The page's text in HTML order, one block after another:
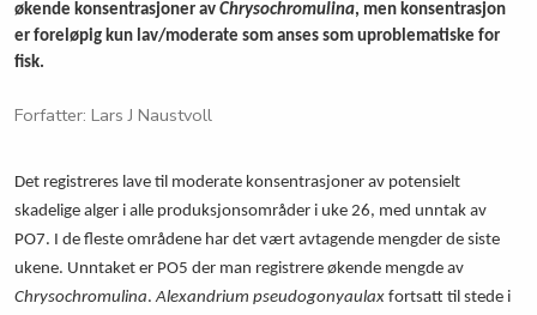
økende konsentrasjoner av Chrysochromulina, men konsentrasjon
er foreløpig kun lav/moderate som anses som uproblematiske for
fisk.
Forfatter: Lars J Naustvoll
Det registreres lave til moderate konsentrasjoner av potensielt
skadelige alger i alle produksjonsområder i uke 26, med unntak av
PO7. I de fleste områdene har det vært avtagende mengder de siste
ukene. Unntaket er PO5 der man registrere økende mengde av
Chrysochromulina.Alexandrium pseudogonyaulax fortsatt til stede i